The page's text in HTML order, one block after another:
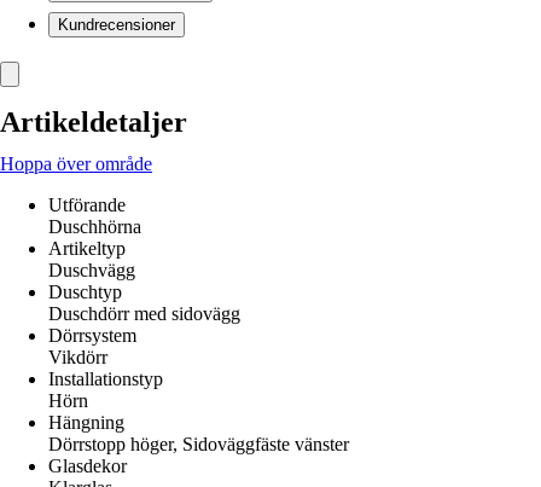
Kundrecensioner
Artikeldetaljer
Hoppa över område
Utförande
Duschhörna
Artikeltyp
Duschvägg
Duschtyp
Duschdörr med sidovägg
Dörrsystem
Vikdörr
Installationstyp
Hörn
Hängning
Dörrstopp höger, Sidoväggfäste vänster
Glasdekor